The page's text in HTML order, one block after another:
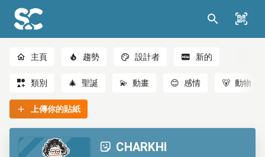
主頁 趨勢 設計者 新的
類別 🎄 聖誕 💫 動畫 😊 感情 🐻 動物
上傳你的貼紙
CHARKHI